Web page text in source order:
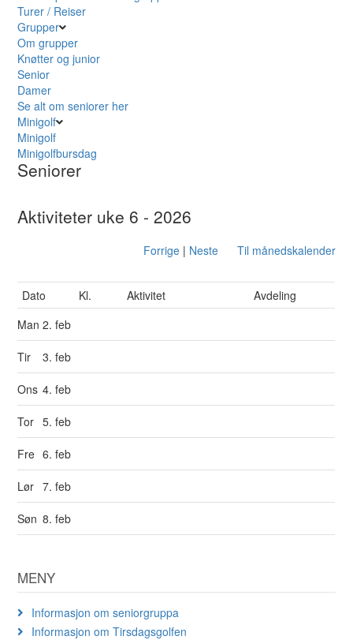
Turer / Reiser
Grupper
Om grupper
Knøtter og junior
Senior
Damer
Se alt om seniorer her
Minigolf
Minigolf
Minigolfbursdag
Seniorer
Aktiviteter uke 6 - 2026
Forrige| Neste Til månedskalender
Dato Kl. Aktivitet
Avdeling
Man2. feb
Tir 3. feb
Ons 4. feb
Tor 5. feb
Fre 6. feb
Lør 7. feb
Søn 8. feb
MENY
Informasjon om seniorgruppa
Informasjon om Tirsdagsgolfen